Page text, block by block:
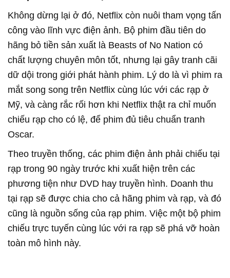
Không dừng lại ở đó, Netflix còn nuôi tham vọng tấn
công vào lĩnh vực điện ảnh. Bộ phim đầu tiên do
hãng bỏ tiền sản xuất là Beasts of No Nation có
chất lượng chuyên môn tốt, nhưng lại gây tranh cãi
dữ dội trong giới phát hành phim. Lý do là vì phim ra
mắt song song trên Netflix cùng lúc với các rạp ở
Mỹ, và càng rắc rối hơn khi Netflix thật ra chỉ muốn
chiếu rạp cho có lệ, để phim đủ tiêu chuẩn tranh
Oscar.
Theo truyền thống, các phim điện ảnh phải chiếu tại
rạp trong 90 ngày trước khi xuất hiện trên các
phương tiện như DVD hay truyền hình. Doanh thu
tại rạp sẽ được chia cho cả hãng phim và rạp, và đó
cũng là nguồn sống của rạp phim. Việc một bộ phim
chiếu trực tuyến cùng lúc với ra rạp sẽ phá vỡ hoàn
toàn mô hình này.